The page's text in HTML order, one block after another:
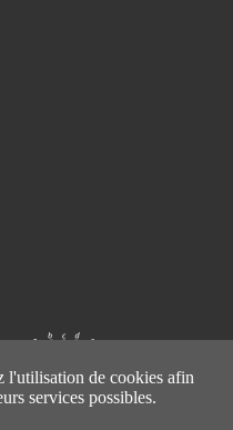
l'utilisation de cookies afin
services possibles.